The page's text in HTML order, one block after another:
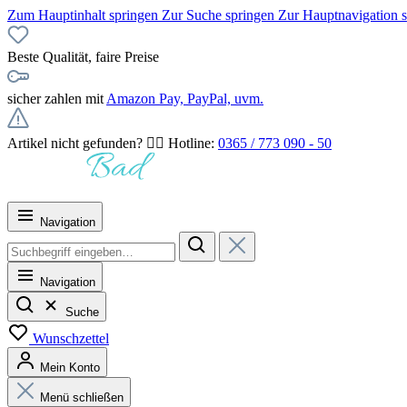
Zum Hauptinhalt springen Zur Suche springen Zur Hauptnavigation
Beste Qualität, faire Preise
sicher zahlen mit Amazon Pay, PayPal, uvm.
Artikel nicht gefunden? 👉🏻 Hotline: 0365 / 773 090 - 50
Navigation
Navigation
Suche
Wunschzettel
Mein Konto
Menü schließen